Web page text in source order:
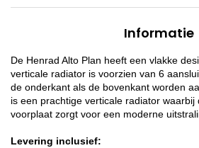
Informatie
De Henrad Alto Plan heeft een vlakke
verticale radiator is voorzien van 6
de onderkant als de bovenkant worden
is een prachtige verticale radiator waarbij
voorplaat zorgt voor een moderne
Levering inclusief: